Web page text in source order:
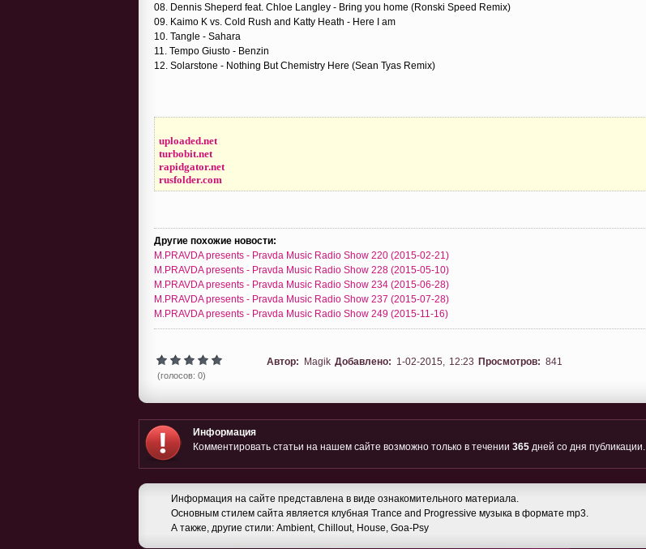
08. Dennis Sheperd feat. Chloe Langley - Bring you home (Ronski Speed Remix)
09. Kaimo K vs. Cold Rush and Katty Heath - Here I am
10. Tangle - Sahara
11. Tempo Giusto - Benzin
12. Solarstone - Nothing But Chemistry Here (Sean Tyas Remix)
uploaded.net
turbobit.net
rapidgator.net
rusfolder.com
Другие похожие новости:
M.PRAVDA presents - Pravda Music Radio Show 220 (2015-02-21)
M.PRAVDA presents - Pravda Music Radio Show 228 (2015-05-10)
M.PRAVDA presents - Pravda Music Radio Show 234 (2015-06-28)
M.PRAVDA presents - Pravda Music Radio Show 237 (2015-07-28)
M.PRAVDA presents - Pravda Music Radio Show 249 (2015-11-16)
(голосов: 0)
Автор: Magik Добавлено: 1-02-2015, 12:23 Просмотров: 841
Информация
Комментировать статьи на нашем сайте возможно только в течении 365 дней со дня публикации.
Информация на сайте представлена в виде ознакомительного материала.
Основным стилем сайта является клубная Trance and Progressive музыка в формате mp3.
А также, другие стили: Ambient, Chillout, House, Goa-Psy